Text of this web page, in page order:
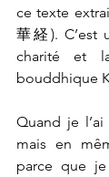
ce texte
華経). C’est
charité et
bouddhique
Quand je
mais en
parce que